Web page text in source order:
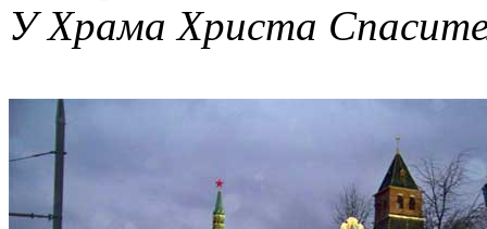
У Храма Христа